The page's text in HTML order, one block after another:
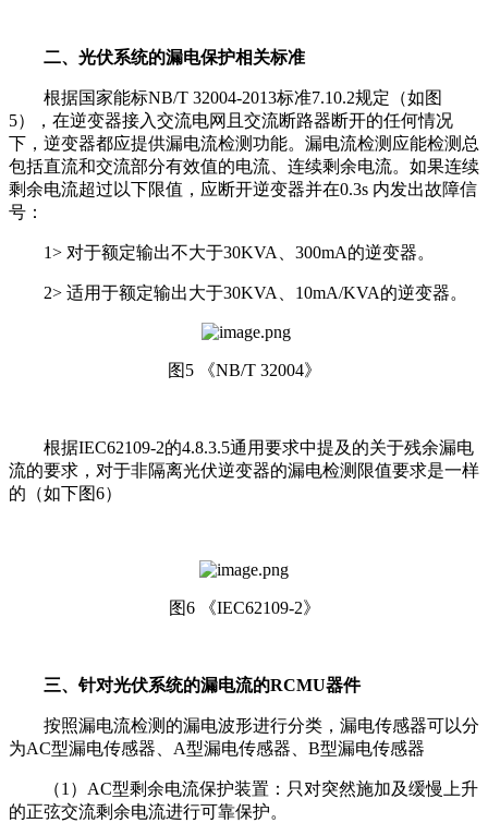
二、光伏系统的漏电保护相关标准
根据国家能标NB/T 32004-2013标准7.10.2规定（如图
5），在逆变器接入交流电网且交流断路器断开的任何情况
下，逆变器都应提供漏电流检测功能。漏电流检测应能检测总
包括直流和交流部分有效值的电流、连续剩余电流。如果连续
剩余电流超过以下限值，应断开逆变器并在0.3s 内发出故障信
号：
1> 对于额定输出不大于30KVA、300mA的逆变器。
2> 适用于额定输出大于30KVA、10mA/KVA的逆变器。
图5 《NB/T 32004》
根据IEC62109-2的4.8.3.5通用要求中提及的关于残余漏电
流的要求，对于非隔离光伏逆变器的漏电检测限值要求是一样
的（如下图6）
图6 《IEC62109-2》
三、针对光伏系统的漏电流的RCMU器件
按照漏电流检测的漏电波形进行分类，漏电传感器可以分
为AC型漏电传感器、A型漏电传感器、B型漏电传感器
（1）AC型剩余电流保护装置：只对突然施加及缓慢上升
的正弦交流剩余电流进行可靠保护。